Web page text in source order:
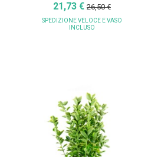
21,73 € 26,50 €
SPEDIZIONE VELOCE E VASO
INCLUSO